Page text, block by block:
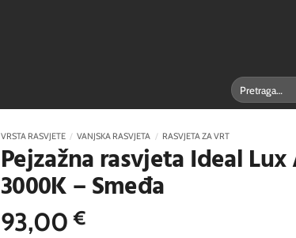
Pretraži:
VRSTA RASVJETE / VANJSKA RASVJETA / RASVJETA ZA VRT
Pejzažna rasvjeta Ideal Lux
3000K – Smeđa
93,00€